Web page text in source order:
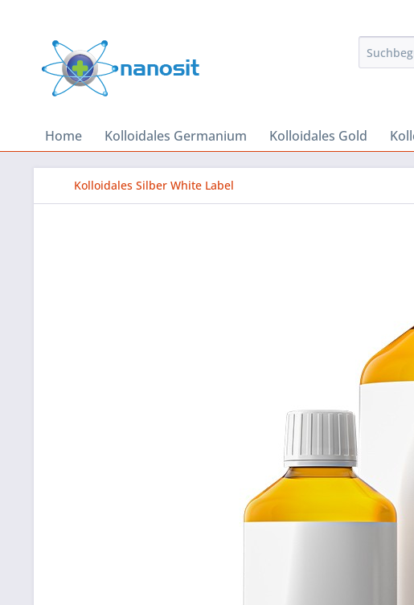
Home Kolloidales Germanium Kolloidales Gold
Kolloidales Silber White Label